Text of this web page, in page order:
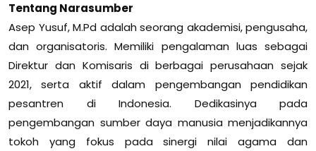
Tentang Narasumber
Asep Yusuf, M.Pd adalah seorang akademisi, pengusaha,
dan organisatoris. Memiliki pengalaman luas sebagai
Direktur dan Komisaris di berbagai perusahaan sejak
2021, serta aktif dalam pengembangan pendidikan
pesantren di Indonesia. Dedikasinya pada
pengembangan sumber daya manusia menjadikannya
tokoh yang fokus pada sinergi nilai agama dan